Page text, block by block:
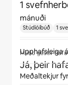
1
mánuði
Munu gestir
Já, þeir
Stúdíóíbúð 1
Upphafsleiga
Meðaltekjur